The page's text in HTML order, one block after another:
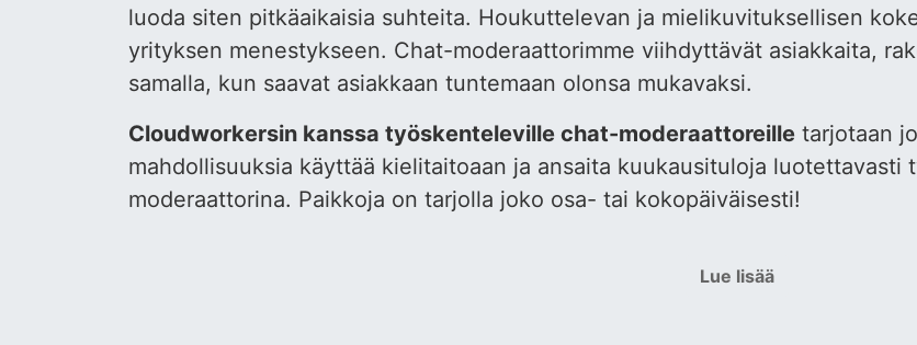
luoda siten pitkäaikaisia suhteita. Houkuttelevan ja mielikuvituksellisen
yrityksen menestykseen. Chat-moderaattorimme viihdyttävät asiakkaita,
samalla, kun saavat asiakkaan tuntemaan olonsa mukavaksi.
Cloudworkersin kanssa työskenteleville chat-moderaattoreille tarjotaan
mahdollisuuksia käyttää kielitaitoaan ja ansaita kuukausituloja
moderaattorina. Paikkoja on tarjolla joko osa- tai kokopäiväisesti!
Lue lisää